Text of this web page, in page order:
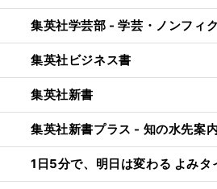
集英社学芸部 - 学芸・ノンフィ
集英社ビジネス書
集英社新書
集英社新書プラス - 知の水先案
1日5分で、明日は変わる よみ